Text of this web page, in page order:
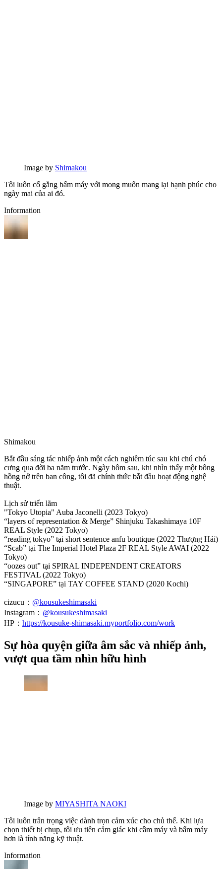
Image by Shimakou
Tôi luôn cố gắng bấm máy với mong muốn mang lại hạnh phúc cho
ngày mai của ai đó.
Information
Shimakou
Bắt đầu sáng tác nhiếp ảnh một cách nghiêm túc sau khi chú chó
cưng qua đời ba năm trước. Ngày hôm sau, khi nhìn thấy một bông
hồng nở trên ban công, tôi đã chính thức bắt đầu hoạt động nghệ
thuật.
Lịch sử triển lãm
"Tokyo Utopia" Auba Jaconelli (2023 Tokyo)
“layers of representation & Merge” Shinjuku Takashimaya 10F
REAL Style (2022 Tokyo)
“reading tokyo” tại short sentence anfu boutique (2022 Thượng Hải)
“Scab” tại The Imperial Hotel Plaza 2F REAL Style AWAI (2022
Tokyo)
“oozes out” tại SPIRAL INDEPENDENT CREATORS
FESTIVAL (2022 Tokyo)
“SINGAPORE” tại TAY COFFEE STAND (2020 Kochi)
cizucu： @kousukeshimasaki
Instagram： @kousukeshimasaki
HP： https://kousuke-shimasaki.myportfolio.com/work
Sự hòa quyện giữa âm sắc và nhiếp ảnh,
vượt qua tầm nhìn hữu hình
Image by MIYASHITA NAOKI
Tôi luôn trân trọng việc dành trọn cảm xúc cho chủ thể. Khi lựa
chọn thiết bị chụp, tôi ưu tiên cảm giác khi cầm máy và bấm máy
hơn là tính năng kỹ thuật.
Information